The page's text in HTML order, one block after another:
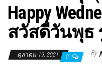
Happy
สวัสดีวันพุธ
ตุลาคม 19, 2021 0 By